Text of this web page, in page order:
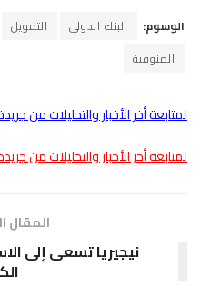
الوسوم: البنك الدولى التمويل
المنوفية
لمتابعة أخر الأخبار والتحليلات من
لمتابعة أخر الأخبار والتحليلات من
المقال
نيجيريا تسعى إلى